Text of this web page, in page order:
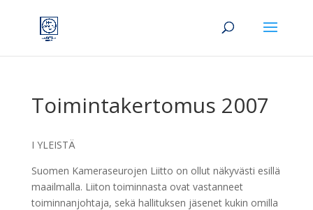
Toimintakertomus 2007
I YLEISTÄ
Suomen Kameraseurojen Liitto on ollut näkyvästi esillä
maailmalla. Liiton toiminnasta ovat vastanneet
toiminnanjohtaja, sekä hallituksen jäsenet kukin omilla